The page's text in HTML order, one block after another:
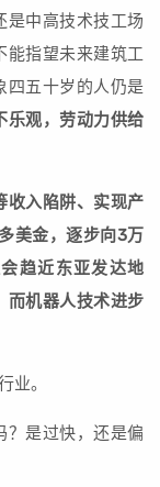
是中高技术技工场
能指望未来建筑工
四五十岁的人仍是
乐观，劳动力供给
收入陷阱、实现产
美金，逐步向3万
趋近东亚发达地
而机器人技术进步
业。
？是过快，还是偏